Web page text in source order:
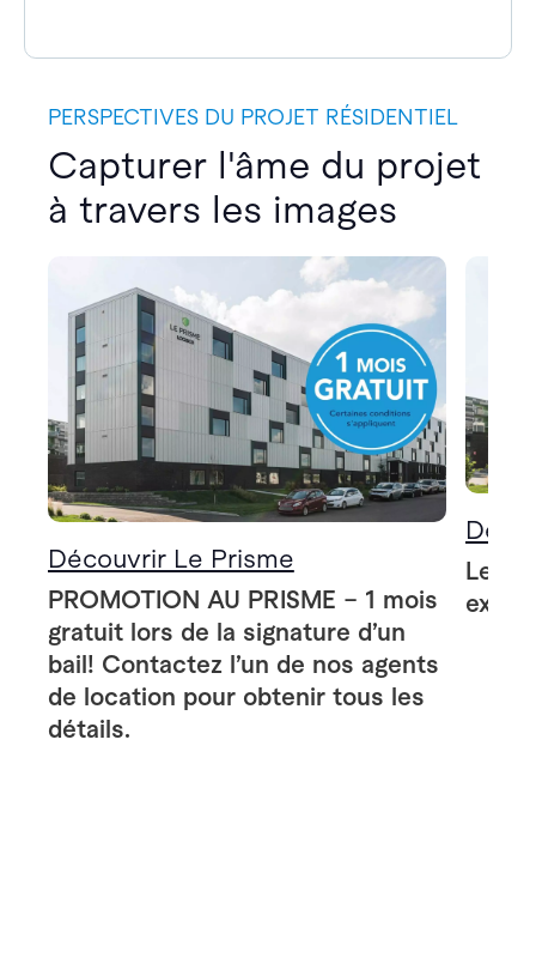
PERSPECTIVES DU PROJET RÉSIDENTIEL
Capturer l'âme du projet
à travers les images
Découvrir Le Prisme
PROMOTION AU PRISME – 1 mois
gratuit lors de la signature d’un
bail! Contactez l’un de nos agents
de location pour obtenir tous les
détails.
Le